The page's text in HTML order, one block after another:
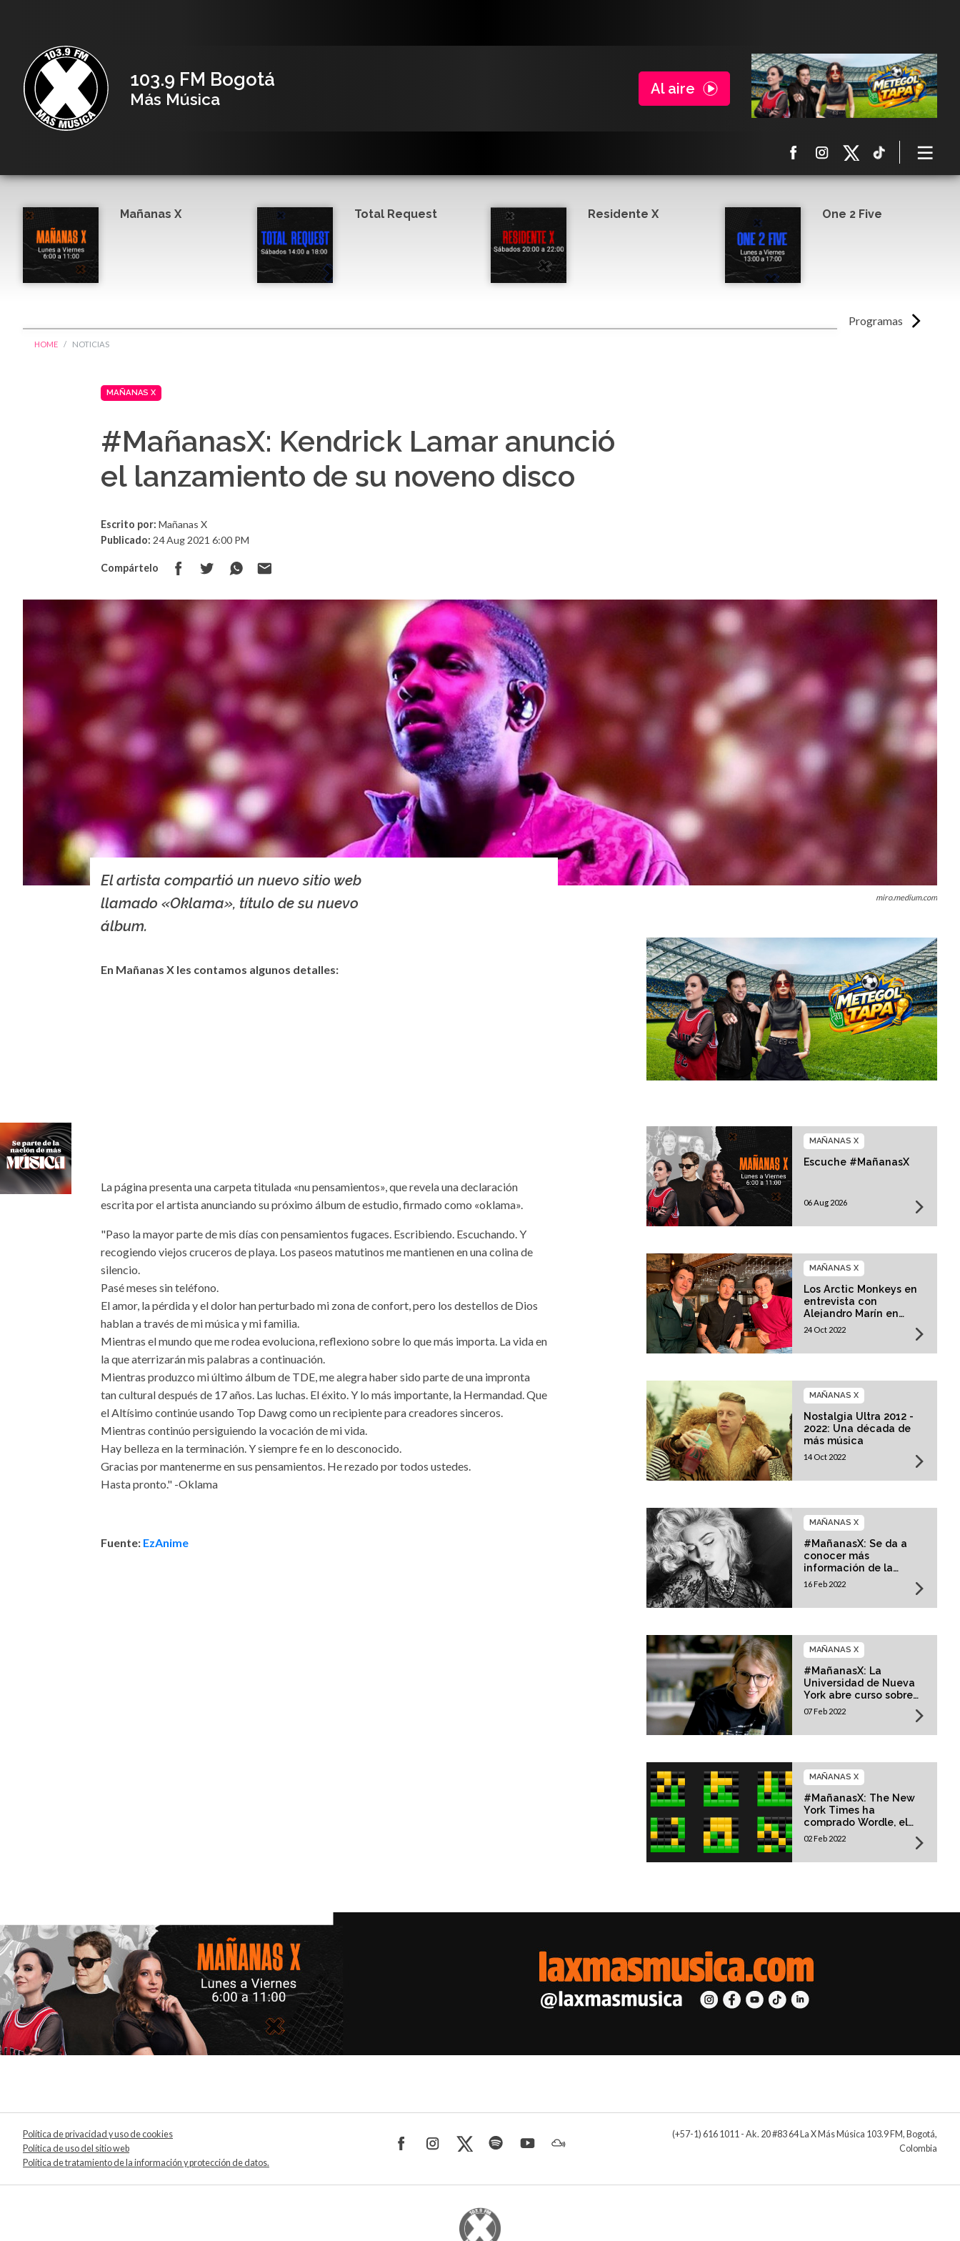
103.9 FM Bogotá
Más Música
Al aire
Programas
Mañanas X Total Request Residente X One 2 Five
HOME NOTICIAS
MAÑANAS X
#MañanasX: Kendrick Lamar anunció
el lanzamiento de su noveno disco
Escrito por: Mañanas X
Publicado: 24 Aug 2021 6:00 PM
Compártelo
miro.medium.com
El artista compartió un nuevo sitio web
llamado «Oklama», título de su nuevo
álbum.
En Mañanas X les contamos algunos detalles:
La página presenta una carpeta titulada «nu pensamientos», que revela una declaración
escrita por el artista anunciando su próximo álbum de estudio, firmado como «oklama».
"Paso la mayor parte de mis días con pensamientos fugaces. Escribiendo. Escuchando. Y
recogiendo viejos cruceros de playa. Los paseos matutinos me mantienen en una colina de
silencio.
Pasé meses sin teléfono.
El amor, la pérdida y el dolor han perturbado mi zona de confort, pero los destellos de Dios
hablan a través de mi música y mi familia.
Mientras el mundo que me rodea evoluciona, reflexiono sobre lo que más importa. La vida en
la que aterrizarán mis palabras a continuación.
Mientras produzco mi último álbum de TDE, me alegra haber sido parte de una impronta
tan cultural después de 17 años. Las luchas. El éxito. Y lo más importante, la Hermandad. Que
el Altísimo continúe usando Top Dawg como un recipiente para creadores sinceros.
Mientras continúo persiguiendo la vocación de mi vida.
Hay belleza en la terminación. Y siempre fe en lo desconocido.
Gracias por mantenerme en sus pensamientos. He rezado por todos ustedes.
Hasta pronto." -Oklama
Fuente: EzAnime
Escuche #MañanasX
MAÑANAS X
06 Aug 2026
Los Arctic Monkeys en
entrevista con
Alejandro Marín en
Mañanas X
MAÑANAS X
24 Oct 2022
Nostalgia Ultra 2012 -
2022: Una década de
más música
MAÑANAS X
14 Oct 2022
#MañanasX: Se da a
conocer más
información de la
película biográfica de
MAÑANAS X
16 Feb 2022
#MañanasX: La
Universidad de Nueva
York abre curso sobre
Taylor Swift
MAÑANAS X
07 Feb 2022
#MañanasX: The New
York Times ha
comprado Wordle, el
juego digital más
MAÑANAS X
02 Feb 2022
Política de privacidad y uso de cookies
Política de uso del sitio web
Política de tratamiento de la información y protección de datos.
(+57-1) 616 1011 - Ak. 20 #83 64 La X Más Música 103.9 FM, Bogotá,
Colombia